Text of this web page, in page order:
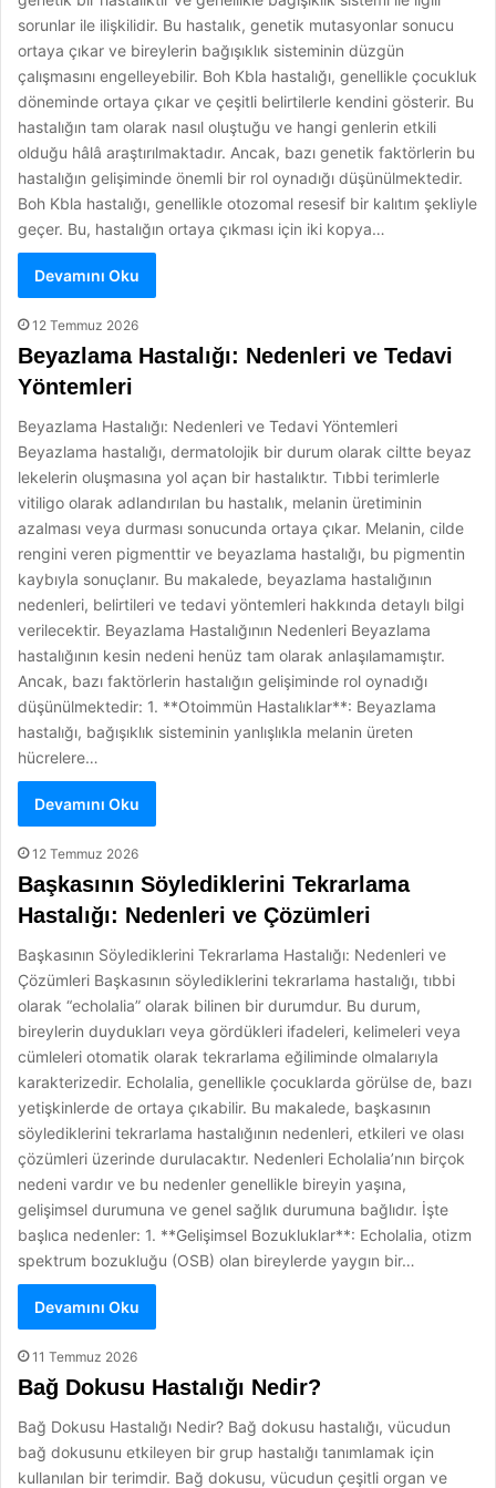
sorunlar ile ilişkilidir. Bu hastalık, genetik mutasyonlar sonucu
ortaya çıkar ve bireylerin bağışıklık sisteminin düzgün
çalışmasını engelleyebilir. Boh Kbla hastalığı, genellikle çocukluk
döneminde ortaya çıkar ve çeşitli belirtilerle kendini gösterir. Bu
hastalığın tam olarak nasıl oluştuğu ve hangi genlerin etkili
olduğu hâlâ araştırılmaktadır. Ancak, bazı genetik faktörlerin bu
hastalığın gelişiminde önemli bir rol oynadığı düşünülmektedir.
Boh Kbla hastalığı, genellikle otozomal resesif bir kalıtım şekliyle
geçer. Bu, hastalığın ortaya çıkması için iki kopya…
Devamını Oku
12 Temmuz 2026
Beyazlama Hastalığı: Nedenleri ve Tedavi
Yöntemleri
Beyazlama Hastalığı: Nedenleri ve Tedavi Yöntemleri
Beyazlama hastalığı, dermatolojik bir durum olarak ciltte beyaz
lekelerin oluşmasına yol açan bir hastalıktır. Tıbbi terimlerle
vitiligo olarak adlandırılan bu hastalık, melanin üretiminin
azalması veya durması sonucunda ortaya çıkar. Melanin, cilde
rengini veren pigmenttir ve beyazlama hastalığı, bu pigmentin
kaybıyla sonuçlanır. Bu makalede, beyazlama hastalığının
nedenleri, belirtileri ve tedavi yöntemleri hakkında detaylı bilgi
verilecektir. Beyazlama Hastalığının Nedenleri Beyazlama
hastalığının kesin nedeni henüz tam olarak anlaşılamamıştır.
Ancak, bazı faktörlerin hastalığın gelişiminde rol oynadığı
düşünülmektedir: 1. **Otoimmün Hastalıklar**: Beyazlama
hastalığı, bağışıklık sisteminin yanlışlıkla melanin üreten
hücrelere…
Devamını Oku
12 Temmuz 2026
Başkasının Söylediklerini Tekrarlama
Hastalığı: Nedenleri ve Çözümleri
Başkasının Söylediklerini Tekrarlama Hastalığı: Nedenleri ve
Çözümleri Başkasının söylediklerini tekrarlama hastalığı, tıbbi
olarak “echolalia” olarak bilinen bir durumdur. Bu durum,
bireylerin duydukları veya gördükleri ifadeleri, kelimeleri veya
cümleleri otomatik olarak tekrarlama eğiliminde olmalarıyla
karakterizedir. Echolalia, genellikle çocuklarda görülse de, bazı
yetişkinlerde de ortaya çıkabilir. Bu makalede, başkasının
söylediklerini tekrarlama hastalığının nedenleri, etkileri ve olası
çözümleri üzerinde durulacaktır. Nedenleri Echolalia’nın birçok
nedeni vardır ve bu nedenler genellikle bireyin yaşına,
gelişimsel durumuna ve genel sağlık durumuna bağlıdır. İşte
başlıca nedenler: 1. **Gelişimsel Bozukluklar**: Echolalia, otizm
spektrum bozukluğu (OSB) olan bireylerde yaygın bir…
Devamını Oku
11 Temmuz 2026
Bağ Dokusu Hastalığı Nedir?
Bağ Dokusu Hastalığı Nedir? Bağ dokusu hastalığı, vücudun
bağ dokusunu etkileyen bir grup hastalığı tanımlamak için
kullanılan bir terimdir. Bağ dokusu, vücudun çeşitli organ ve